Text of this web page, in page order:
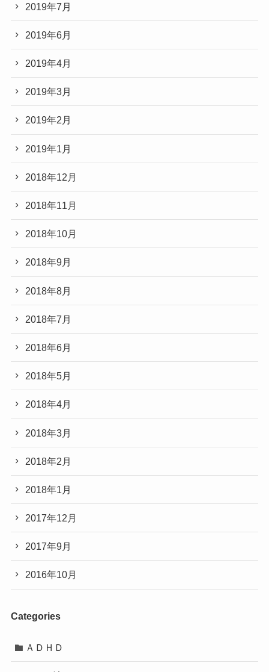
2019年7月
2019年6月
2019年4月
2019年3月
2019年2月
2019年1月
2018年12月
2018年11月
2018年10月
2018年9月
2018年8月
2018年7月
2018年6月
2018年5月
2018年4月
2018年3月
2018年2月
2018年1月
2017年12月
2017年9月
2016年10月
Categories
ＡＤＨＤ